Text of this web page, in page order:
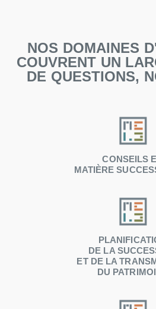
NOS DOMAINES
COUVRENT UN
DE QUESTIONS,
CONSEILS
MATIÈRE
DE LA
ET DE LA
DU